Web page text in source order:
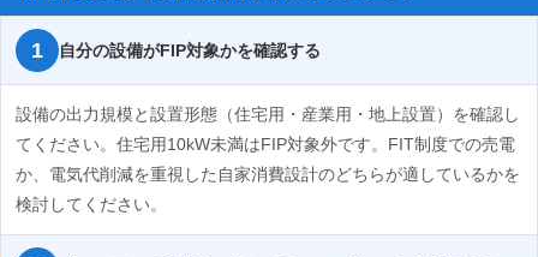
自分の設備がFIP対象かを確認する
設備の出力規模と設置形態（住宅用・産業用・地上設置）を確認し
てください。住宅用10kW未満はFIP対象外です。FIT制度での売電
か、電気代削減を重視した自家消費設計のどちらが適しているかを
検討してください。